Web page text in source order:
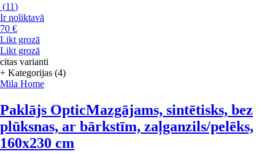
(11)
Ir noliktavā
70 €
Likt grozā
Likt grozā
citas varianti
+ Kategorijas (4)
Mila Home
Paklājs OpticMazgājams, sintētisks, bez
plūksnas, ar bārkstīm, zaļganzils/pelēks,
160x230 cm